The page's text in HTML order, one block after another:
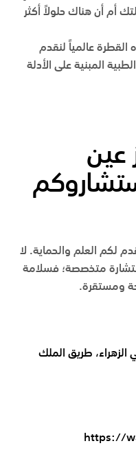
أم أن هناك حلولاً أكثر
القطرة عالمياً لنقدم
المبنية على الأدلة
عين
لكم العلم والحماية. لا
متخصصة؛ فسلامة
ومستقرة.
الزهراء، طريق الملك
https://